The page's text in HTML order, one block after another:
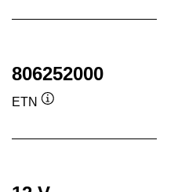
806252000
ETN